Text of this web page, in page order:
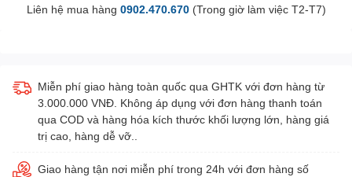
Liên hệ mua hàng 0902.470.670(Trong giờ làm việc T2-T7)
Miễn phí giao hàng toàn quốc qua GHTK với đơn hàng từ
3.000.000 VNĐ. Không áp dụng với đơn hàng thanh toán
qua COD và hàng hóa kích thước khối lượng lớn, hàng giá
trị cao, hàng dễ vỡ..
Giao hàng tận nơi miễn phí trong 24h với đơn hàng số